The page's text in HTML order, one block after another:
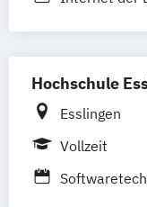
Digitalisierung
Hochschule
Esslingen
Vollzeit